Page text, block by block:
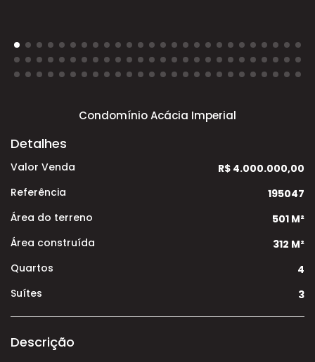
Condomínio Acácia Imperial
Detalhes
R$ 4.000.000,00
Valor Venda
195047
Referência
501 M²
Área do terreno
312 M²
Área construída
4
Quartos
3
Suítes
Descrição